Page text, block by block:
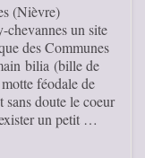
(Nièvre)
un site
des Communes
bilia (bille de
féodale de
sans doute le coeur
un petit …